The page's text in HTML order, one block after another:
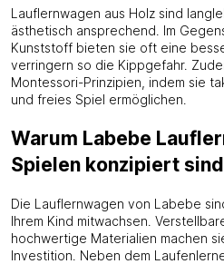
Lauflernwagen aus Holz sind
ästhetisch ansprechend. Im
Kunststoff bieten sie oft eine
verringern so die Kippgefahr.
Montessori-Prinzipien, indem sie
und freies Spiel ermöglichen.
Warum Labebe
Spielen konzipiert sind
Die Lauflernwagen von Labebe
Ihrem Kind mitwachsen.
hochwertige Materialien machen
Investition. Neben dem